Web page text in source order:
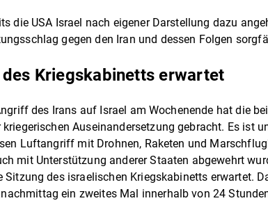
die USA Israel nach eigener Darstellung dazu
gegen den Iran und dessen Folgen
Kriegskabinetts erwartet
des Irans auf Israel am Wochenende hat die
kriegerischen Auseinandersetzung gebracht. Es ist
Luftangriff mit Drohnen, Raketen und
mit Unterstützung anderer Staaten abgewehrt
Sitzung des israelischen Kriegskabinetts erwartet.
ein zweites Mal innerhalb von 24